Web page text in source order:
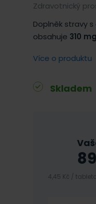
Zdravotnický
Doplněk stravy
obsahuje 310
Více o produktu
Skladem
89
4,45 Kč /